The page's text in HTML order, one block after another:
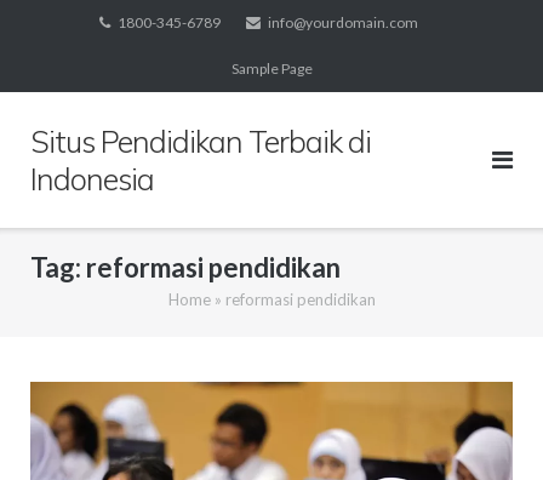
1800-345-6789 info@yourdomain.com
Sample Page
Situs Pendidikan Terbaik di
Indonesia
Tag: reformasi pendidikan
Home» reformasi pendidikan